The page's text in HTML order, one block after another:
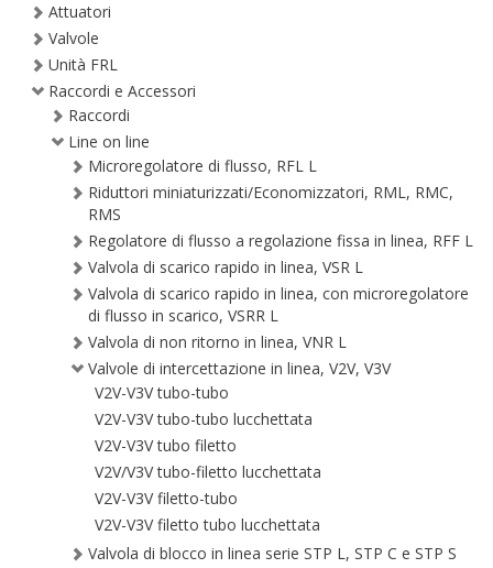
Attuatori
Valvole
Unità FRL
Raccordi e Accessori
Raccordi
Line on line
Microregolatore di flusso, RFL L
Riduttori miniaturizzati/Economizzatori, RML, RMC,
RMS
Regolatore di flusso a regolazione fissa in linea, RFF L
Valvola di scarico rapido in linea, VSR L
Valvola di scarico rapido in linea, con microregolatore
di flusso in scarico, VSRR L
Valvola di non ritorno in linea, VNR L
Valvole di intercettazione in linea, V2V, V3V
V2V-V3V tubo-tubo
V2V-V3V tubo-tubo lucchettata
V2V-V3V tubo filetto
V2V/V3V tubo-filetto lucchettata
V2V-V3V filetto-tubo
V2V-V3V filetto tubo lucchettata
Valvola di blocco in linea serie STP L, STP C e STP S